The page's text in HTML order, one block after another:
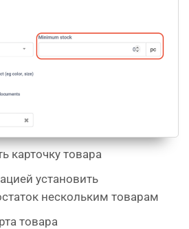
карточку товара
установить
нескольким товарам
товара